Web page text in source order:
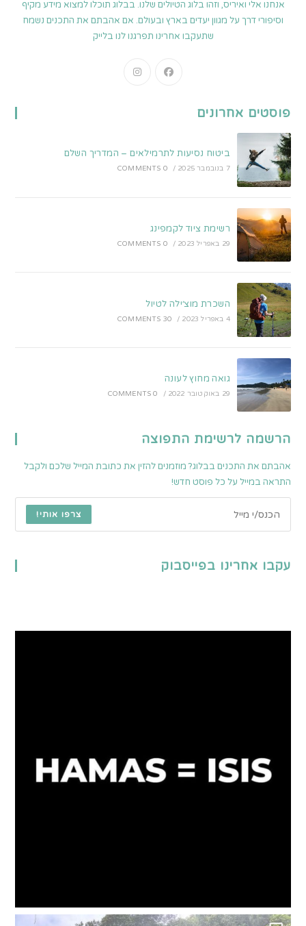
אנחנו אלי ואיריס, וזהו בלוג הטיולים שלנו. בבלוג תוכלו למצוא מידע מקיף
וסיפורי דרך על מגוון יעדים בארץ ובעולם. אם אהבתם את התכנים נשמח
שתעקבו אחרינו תפרגנו לנו בלייק
Opens
פוסטים אחרונים
ביטוח נסיעות לתרמילאים – המדריך השלם
7 בנובמבר 2025 /
0 COMMENTS
רשימת ציוד לקמפינג
29 באפריל 2023 /
0 COMMENTS
השכרת מוצ׳ילה לטיול
4 באפריל 2023 /
30 COMMENTS
גואה מחוץ לעונה
29 באוקטובר 2022 /
0 COMMENTS
הרשמה לרשימת התפוצה
אהבתם את התכנים בבלוג? מוזמנים להזין את כתובת המייל שלכם ולקבל
התראה במייל על כל פוסט חדש!
צרפו אותי!
עקבו אחרינו בפייסבוק